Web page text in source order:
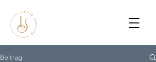
Beitrag